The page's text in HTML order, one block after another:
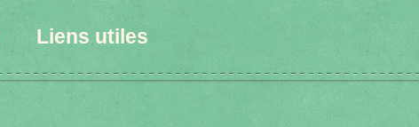
Liens utiles